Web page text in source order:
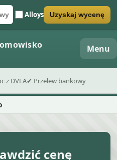
Alloys
wyceny Uzyskaj wycenę
Menu
z DVLA✔ Przelew bankowy
cenę